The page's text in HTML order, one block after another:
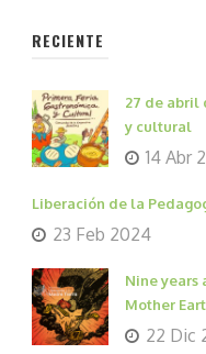
RECIENTE
27 de abril
y cultural
14 Abr
Liberación de la
23 Feb 2024
Nine
Mother
22 Dic